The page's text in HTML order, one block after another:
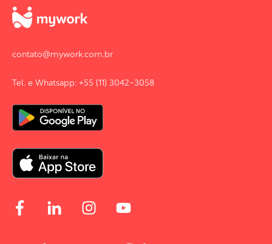
contato@mywork.com.br
Tel. e Whatsapp: +55 (11) 3042-3058